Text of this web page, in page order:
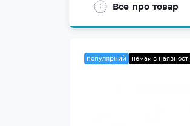
Все про товар
популярний немає в наявності